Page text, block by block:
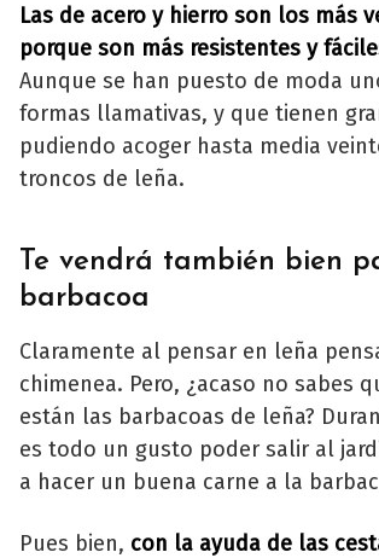
Las de acero y hierro son los más
porque son más resistentes y
Aunque se han puesto de moda
formas llamativas, y que tienen
pudiendo acoger hasta media
troncos de leña.
Te vendrá también bien
barbacoa
Claramente al pensar en leña
chimenea. Pero, ¿acaso no sabes
están las barbacoas de leña?
es todo un gusto poder salir al
a hacer un buena carne a la
Pues bien, con la ayuda de las